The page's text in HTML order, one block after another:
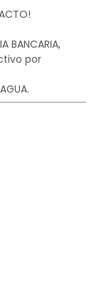
BANCARIA,
por